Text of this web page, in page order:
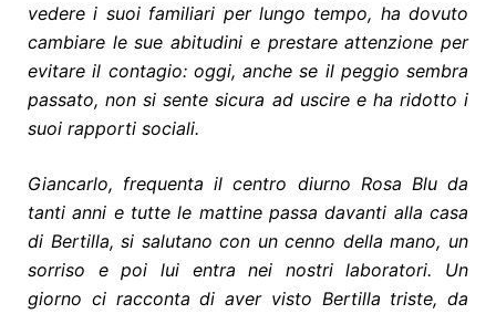
vedere i suoi familiari per lungo tempo, ha dovuto
cambiare le sue abitudini e prestare attenzione per
evitare il contagio: oggi, anche se il peggio sembra
passato, non si sente sicura ad uscire e ha ridotto i
suoi rapporti sociali.
Giancarlo, frequenta il centro diurno Rosa Blu da
tanti anni e tutte le mattine passa davanti alla casa
di Bertilla, si salutano con un cenno della mano, un
sorriso e poi lui entra nei nostri laboratori. Un
giorno ci racconta di aver visto Bertilla triste, da